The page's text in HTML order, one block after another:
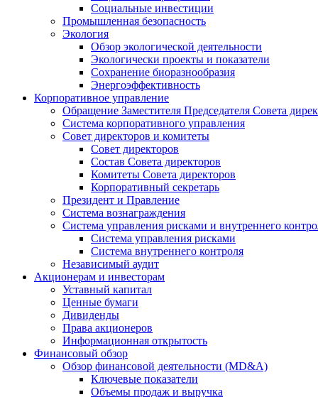
Социальные инвестиции
Промышленная безопасность
Экология
Обзор экологической деятельности
Экологически проекты и показатели
Сохранение биоразнообразия
Энергоэффективность
Корпоративное управление
Обращение Заместителя Председателя Совета
Система корпоративного управления
Совет директоров и комитеты
Совет директоров
Состав Совета директоров
Комитеты Совета директоров
Корпоративный секретарь
Президент и Правление
Система вознаграждения
Система управления рисками и внутреннего
Система управления рисками
Система внутреннего контроля
Независимый аудит
Акционерам и инвесторам
Уставный капитал
Ценные бумаги
Дивиденды
Права акционеров
Информационная открытость
Финансовый обзор
Обзор финансовой деятельности (MD&A)
Ключевые показатели
Объемы продаж и выручка